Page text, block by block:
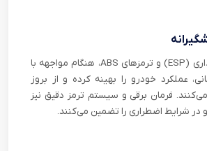
سیستم کنترل پایداری (ESP) و ترمزهای ABS، هنگام مواجهه با
عملکرد خودرو را بهینه کرده و از بروز
فرمان برقی و سیستم ترمز دقیق نیز
شرایط اضطراری را تضمین می‌کنند.